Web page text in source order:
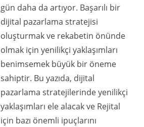
gün daha da artıyor. Başarılı bir
dijital pazarlama stratejisi
oluşturmak ve rekabetin önünde
olmak için yenilikçi yaklaşımları
benimsemek büyük bir öneme
sahiptir. Bu yazıda, dijital
pazarlama stratejilerinde yenilikçi
yaklaşımları ele alacak ve Rejital
için bazı önemli ipuçlarını